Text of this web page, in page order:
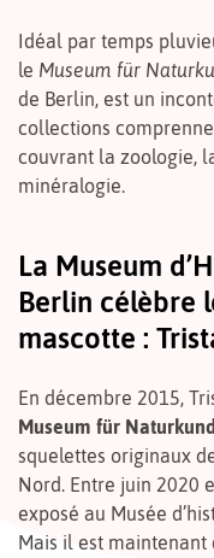
Idéal par temps
le Museum für
de Berlin, est un
collections
couvrant la zoologie,
minéralogie.
La Museum
Berlin célèbre
mascotte :
En décembre 2015,
Museum für
squelettes originaux
Nord. Entre juin 2020
exposé au Musée
Mais il est maintenant